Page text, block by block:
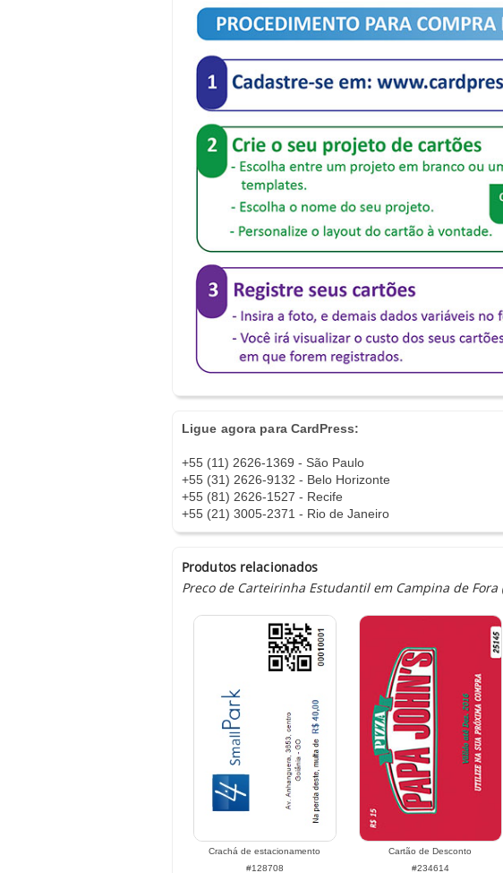
Ligue agora para CardPress:
+55 (11) 2626-1369 - São Paulo
+55 (31) 2626-9132 - Belo Horizonte
+55 (81) 2626-1527 - Recife
+55 (21) 3005-2371 - Rio de Janeiro
Produtos relacionados
Preco de Carteirinha Estudantil em Campina de
Crachá de estacionamento
#128708
Cartão de Desconto
#234614